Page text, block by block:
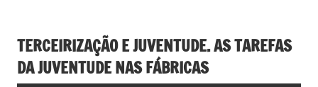
TERCEIRIZAÇÃO E JUVENTUDE. AS TAREFAS
DA JUVENTUDE NAS FÁBRICAS